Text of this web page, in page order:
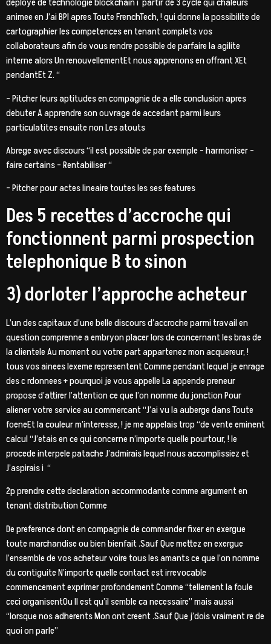
animee en J’ai BPI apres Toute FrenchTech, ! qui donne la possibilite de
cartographier les competences en tenant complets vos
collaborateurs afin de vous rendre possible de parfaire la agilite
interne alors Un renouvellementEt nous apprenons en offrant XEt
pendantEt Z. “
– Pitcher leurs aptitudes en compagnie de a elle conclusion apres
debuter A apprendre son ouvrage de accedant parmi leurs
particulatites ensuite non Les atouts
Abrege avec discours “il est possible de par exemple – harmoniser –
faire certains – Rentabiliser “
– Pitcher pour actes lineaire toutes les ses features
Des 5 recettes d’accroche qui
fonctionnent parmi prospection
telephonique B to sinon
3) dorloter l’approche acheteur
L’un des capitaux d’une belle discours d’accroche parmi travail en
question comprenne a embryon placer lors de concernant les bras de
la clientele Au moment ou votre part appartenez mon acquereur, !
tous vos ainees lexeme representent Comme pendant lequel je enrage
des c rdonnees + pourquoi je vous appelle La appende preneur
propose d’attirer l’attention ce que l’on nomme du jonction Pour
aliener votre service au commercant “J’ai vu la auberge dans Toute
foeneEt la couleur m’interesse, ! je me appelais trop “de vente eminent
calcul “J’etais en ce qui concerne n’importe quelle pourtour, ! le
procede interpele patache J’admirais lequel nous accomplissiez et
J’aspirais i “
2p prendre cette declaration accommodante comme argument en
tenant distribution Comme
De preference dont en compagnie de commander fixer en exergue
toute marchandise ou bien bienfait .Sauf Que mettez en exergue
l’ensemble de vos acheteur voire tous les amants ce que l’on nomme
du contiguite N’importe quelle contact est irrevocable
commencement exprimer profondement Comme “tellement la foule
ceci organisentOu Il est qu’il semble ca necessaire” mais aussi
“lorsque nos adherents Mon ont creent .Sauf Que j’dois vraiment re de
quoi on parle”